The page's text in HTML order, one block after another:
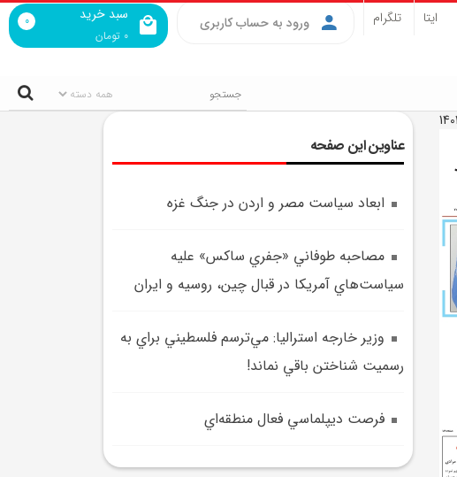
سبد خرید
0 تومان
0 ورود به حساب کاربری ایتا تلگرام
عناوین این صفحه
ابعاد سياست مصر و اردن در جنگ غزه
مصاحبه طوفاني «جفري ساکس» عليه
سياست‌هاي آمريکا در قبال چين، روسيه و ايران
وزير خارجه استراليا: مي‌ترسم فلسطيني براي به
رسميت شناختن باقي نماند!
فرصت ديپلماسي فعال منطقه‌اي